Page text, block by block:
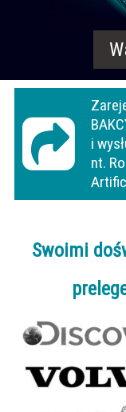
i
nt.
Swoimi